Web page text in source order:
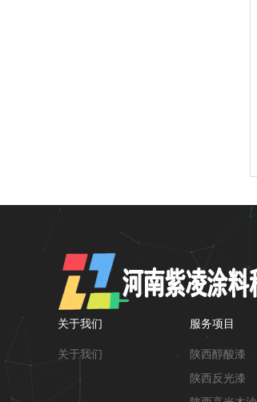
关于我们
关于我们
服务项目
陕西醇酸漆
陕西反光漆